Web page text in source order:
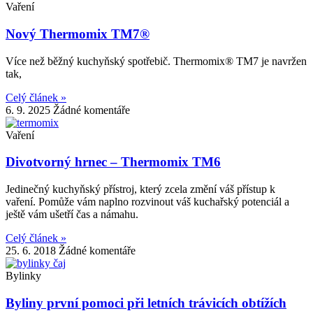
Vaření
Nový Thermomix TM7®
Více než běžný kuchyňský spotřebič. Thermomix® TM7 je navržen
tak,
Celý článek »
6. 9. 2025 Žádné komentáře
Vaření
Divotvorný hrnec – Thermomix TM6
Jedinečný kuchyňský přístroj, který zcela změní váš přístup k
vaření. Pomůže vám naplno rozvinout váš kuchařský potenciál a
ještě vám ušetří čas a námahu.
Celý článek »
25. 6. 2018 Žádné komentáře
Bylinky
Byliny první pomoci při letních trávicích obtížích